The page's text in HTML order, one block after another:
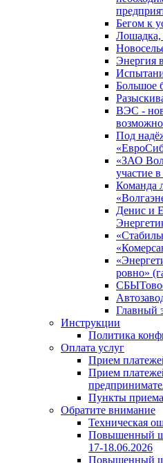
Бегом к
Лошадка,
Энергия
Большое
ВЭС -
Под
«ЗАО
участие
Команда
Денис и
ровно»
Главный
Инструкции
Политика
Оплата услуг
Прием
Прием
Пункты
Обратите внимание
Техническая
Повышенный
17-18.06.2026
Повышенный